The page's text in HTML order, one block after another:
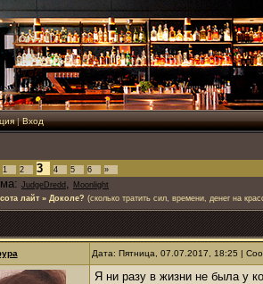
|Вход
1 2 3 4 5 6 »
JudgeDredd , Moonlight
лайт » Доколе? (сколько тратить сил, времени, денег на
Дата: Пятница, 07.07.2017, 18:25 |
Я ни разу в жизни не была у